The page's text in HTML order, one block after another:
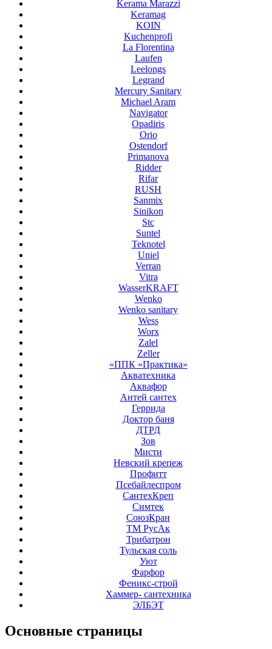
Kerama Marazzi
Keramag
KOIN
Kuchenprofi
La Florentina
Laufen
Leelongs
Legrand
Mercury Sanitary
Michael Aram
Navigator
Opadiris
Orio
Ostendorf
Primanova
Ridder
Rifar
RUSH
Sanmix
Sinikon
Stc
Suntel
Teknotel
Uniel
Verran
Vitra
WasserKRAFT
Wenko
Wenko sanitary
Wess
Worx
Zalel
Zeller
«ППК «Практика»
Акватехника
Аквафор
Антей сантех
Геррида
Доктор баня
ДТРД
Зов
Мисти
Невский крепеж
Профитт
Псебайлеспром
СантехКреп
Симтек
СоюзКран
ТМ РусАк
Трибатрон
Тульская соль
Уют
Фарфор
Феникс-строй
Хаммер- сантехника
ЭЛБЭТ
Основные страницы